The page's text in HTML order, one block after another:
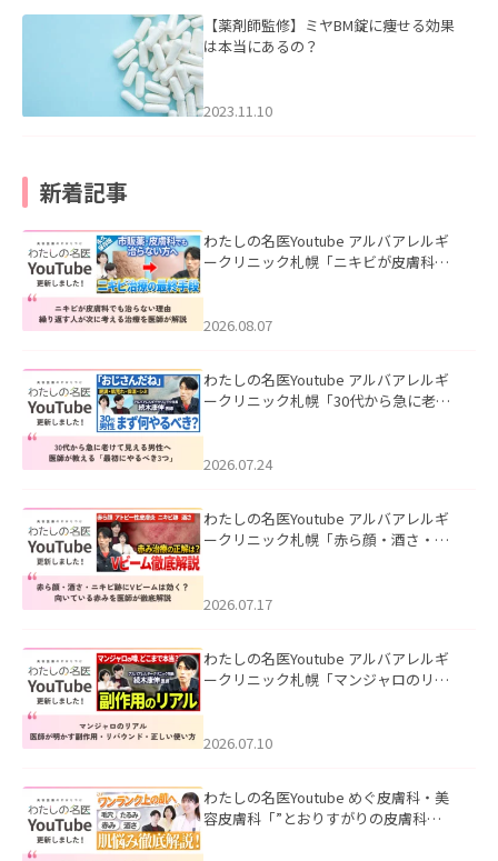
【薬剤師監修】ミヤBM錠に痩せる効果
は本当にあるの？
2023.11.10
新着記事
わたしの名医Youtube アルバアレルギ
ークリニック札幌「ニキビが皮膚科で
ました。
2026.08.07
わたしの名医Youtube アルバアレルギ
ークリニック札幌「30代から急に老け
た。
2026.07.24
わたしの名医Youtube アルバアレルギ
ークリニック札幌「赤ら顔・酒さ・ニ
した。
2026.07.17
わたしの名医Youtube アルバアレルギ
ークリニック札幌「マンジャロのリア
た。
2026.07.10
わたしの名医Youtube めぐ皮膚科・美
容皮膚科「”とおりすがりの皮膚科